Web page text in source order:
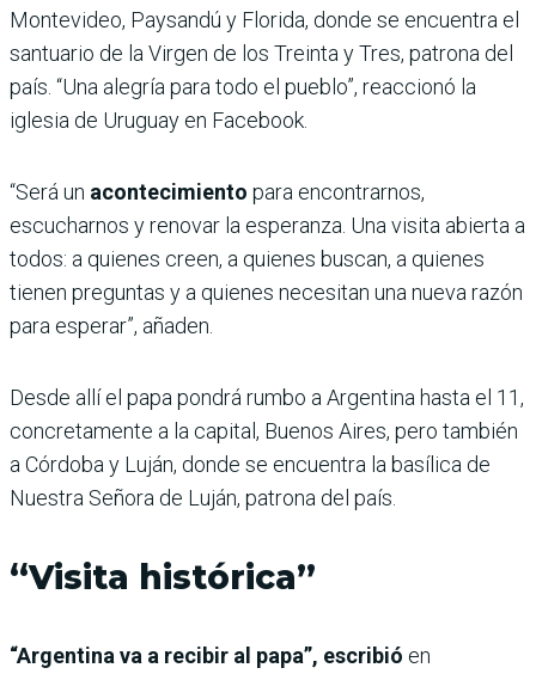
Montevideo, Paysandú y Florida, donde se encuentra el
santuario de la Virgen de los Treinta y Tres, patrona del
país. “Una alegría para todo el pueblo”, reaccionó la
iglesia de Uruguay en Facebook.
“Será un acontecimiento para encontrarnos,
escucharnos y renovar la esperanza. Una visita abierta a
todos: a quienes creen, a quienes buscan, a quienes
tienen preguntas y a quienes necesitan una nueva razón
para esperar”, añaden.
Desde allí el papa pondrá rumbo a Argentina hasta el 11,
concretamente a la capital, Buenos Aires, pero también
a Córdoba y Luján, donde se encuentra la basílica de
Nuestra Señora de Luján, patrona del país.
“Visita histórica”
“Argentina va a recibir al papa”, escribió en